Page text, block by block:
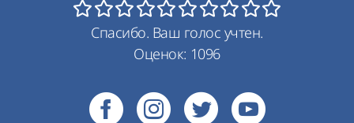
Спасибо. Ваш голос учтен.
Оценок: 1096